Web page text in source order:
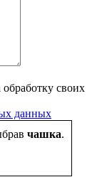
своих
данных
чашка.